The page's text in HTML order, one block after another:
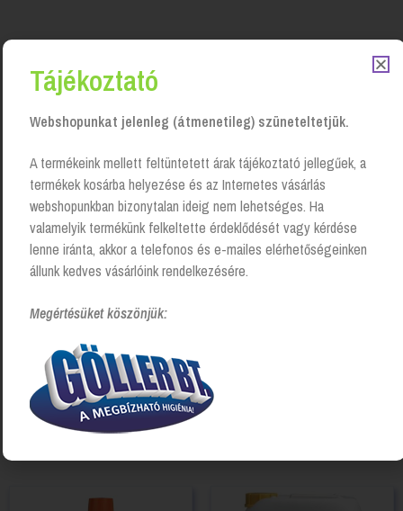
Kapcsolódó Termékek
Mosogatószer Kézi,
szuperkoncentrátum hígítós
flakon, Fertőtlenítős
Login to see prices
Tájékoztató
Webshopunkat jelenleg (átmenetileg) szüneteltetjük.
A termékeink mellett feltüntetett árak tájékoztató jellegűek, a
termékek kosárba helyezése és az Internetes vásárlás
webshopunkban bizonytalan ideig nem lehetséges. Ha
valamelyik termékünk felkeltette érdeklődését vagy kérdése
lenne iránta, akkor a telefonos és e-mailes elérhetőségeinken
állunk kedves vásárlóink rendelkezésére.
Megértésüket köszönjük: